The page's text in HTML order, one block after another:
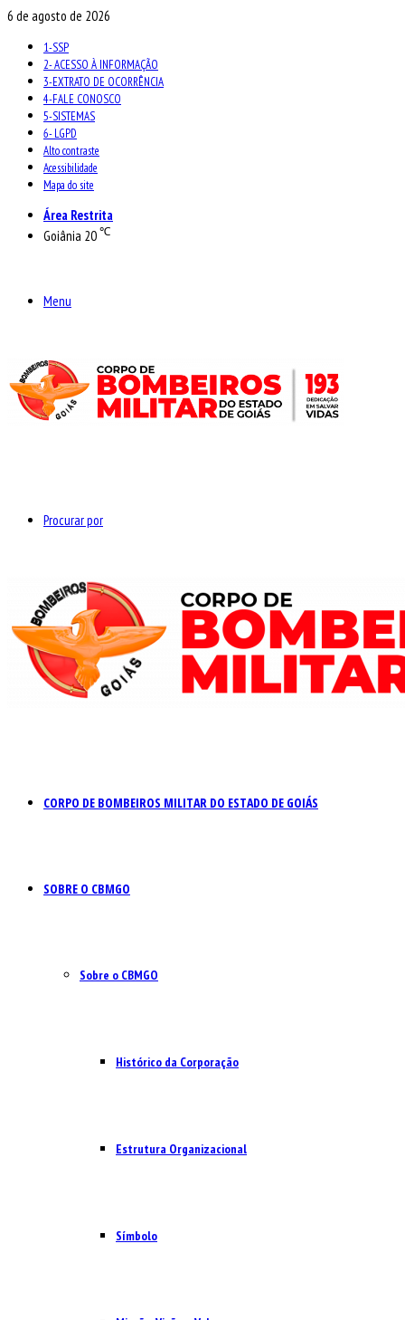
6 de agosto de 2026
1-SSP
2- ACESSO À INFORMAÇÃO
3-EXTRATO DE OCORRÊNCIA
4-FALE CONOSCO
5-SISTEMAS
6- LGPD
Alto contraste
Acessibilidade
Mapa do site
Área Restrita
Goiânia 20℃
Menu
Procurar por
CORPO DE BOMBEIROS MILITAR DO ESTADO DE GOIÁS
SOBRE O CBMGO
Sobre o CBMGO
Histórico da Corporação
Estrutura Organizacional
Símbolo